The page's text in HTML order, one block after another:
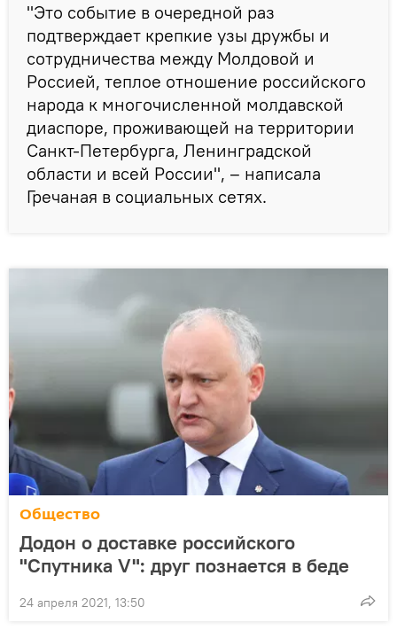
"Это событие в очередной раз
подтверждает крепкие узы дружбы и
сотрудничества между Молдовой и
Россией, теплое отношение российского
народа к многочисленной молдавской
диаспоре, проживающей на территории
Санкт-Петербурга, Ленинградской
области и всей России", – написала
Гречаная в социальных сетях.
Общество
Додон о доставке российского
"Спутника V": друг познается в беде
24 апреля 2021, 13:50